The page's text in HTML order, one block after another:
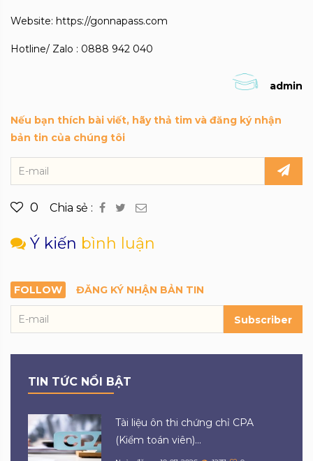
Website: https://gonnapass.com
Hotline/ Zalo : 0888 942 040
admin
Nếu bạn thích bài viết, hãy thả tim và đăng ký nhận
bản tin của chúng tôi
0 Chia sẻ :
Ý kiến bình luận
FOLLOW ĐĂNG KÝ NHẬN BẢN TIN
Subscriber
TIN TỨC NỔI BẬT
Tài liệu ôn thi chứng chỉ CPA
(Kiểm toán viên)...